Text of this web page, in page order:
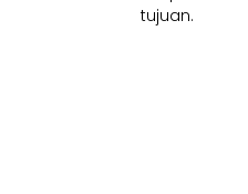
tujuan.